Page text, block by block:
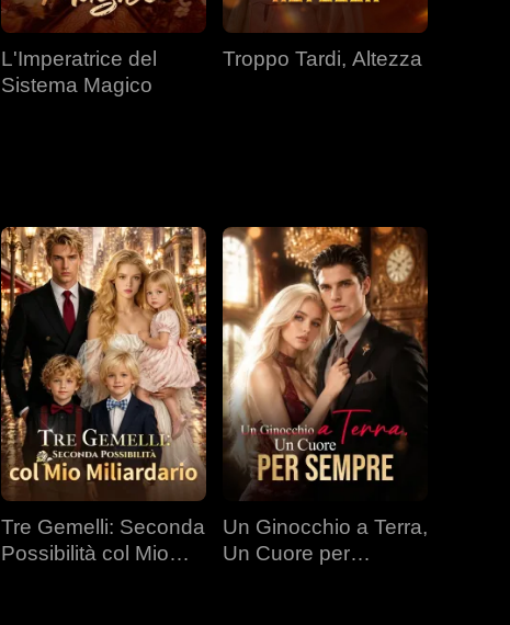
L'Imperatrice del
Sistema Magico
Troppo Tardi, Altezza
Tre Gemelli: Seconda
Possibilità col Mio
Un Ginocchio a Terra,
Un Cuore per